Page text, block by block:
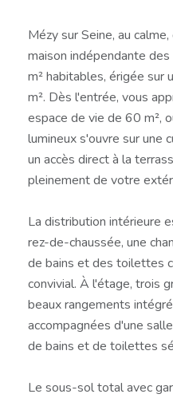
Mézy sur Seine, au
maison indépendante
m² habitables, érigée sur
m². Dès l'entrée, vous
espace de vie de 60 m²,
lumineux s'ouvre sur une
un accès direct à la
pleinement de votre
La distribution intérieure
rez-de-chaussée, une
de bains et des toilettes
convivial. À l'étage, trois
beaux rangements
accompagnées d'une
de bains et de toilettes
Le sous-sol total avec